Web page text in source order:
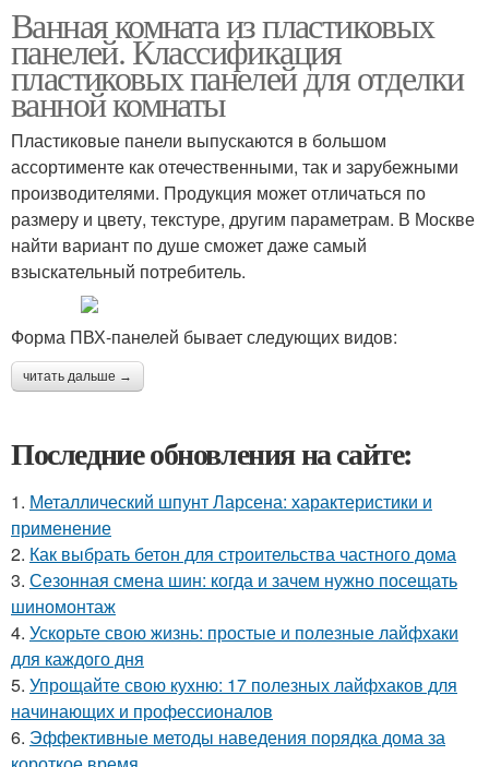
Ванная комната из пластиковых
панелей. Классификация
пластиковых панелей для отделки
ванной комнаты
Пластиковые панели выпускаются в большом
ассортименте как отечественными, так и зарубежными
производителями. Продукция может отличаться по
размеру и цвету, текстуре, другим параметрам. В Москве
найти вариант по душе сможет даже самый
взыскательный потребитель.
Форма ПВХ-панелей бывает следующих видов:
читать дальше →
Последние обновления на сайте:
1. Металлический шпунт Ларсена: характеристики и
применение
2. Как выбрать бетон для строительства частного дома
3. Сезонная смена шин: когда и зачем нужно посещать
шиномонтаж
4. Ускорьте свою жизнь: простые и полезные лайфхаки
для каждого дня
5. Упрощайте свою кухню: 17 полезных лайфхаков для
начинающих и профессионалов
6. Эффективные методы наведения порядка дома за